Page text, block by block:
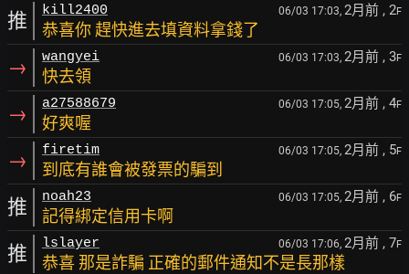
推 kill2400 06/03 17:03, 2月前 , 2F
恭喜你 趕快進去填資料拿錢了
→ wangyei 06/03 17:03, 2月前 , 3F
快去領
→ a27588679 06/03 17:05, 2月前 , 4F
好爽喔
→ firetim 06/03 17:05, 2月前 , 5F
到底有誰會被發票的騙到
推 noah23 06/03 17:05, 2月前 , 6F
記得綁定信用卡啊
推 lslayer 06/03 17:06, 2月前 , 7F
恭喜 那是詐騙 正確的郵件通知不是長那樣